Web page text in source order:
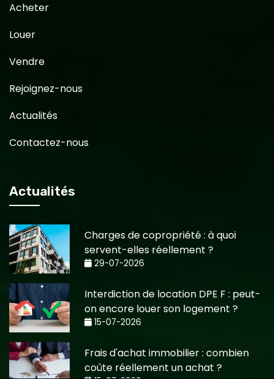
Acheter
Louer
Vendre
Rejoignez-nous
Actualités
Contactez-nous
Actualités
Charges de copropriété : à quoi
servent-elles réellement ?
29-07-2026
Interdiction de location DPE F : peut-
on encore louer son logement ?
15-07-2026
Frais d'achat immobilier : combien
coûte réellement un achat ?